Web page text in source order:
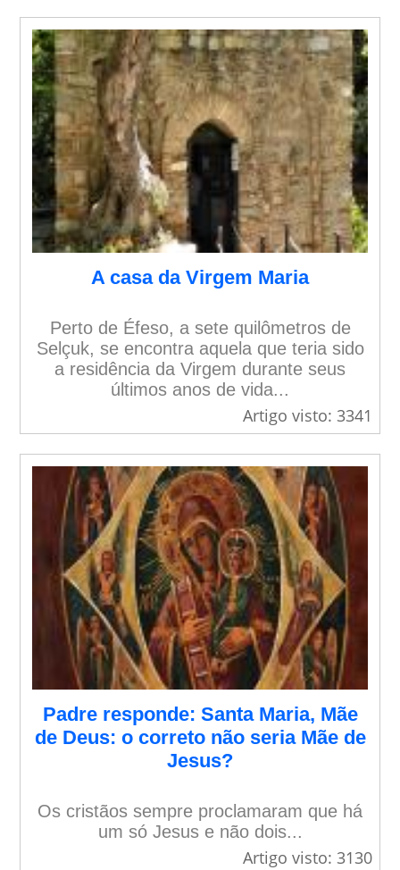
A casa da Virgem Maria
Perto de Éfeso, a sete quilômetros de
Selçuk, se encontra aquela que teria sido
a residência da Virgem durante seus
últimos anos de vida...
Artigo visto: 3341
Padre responde: Santa Maria, Mãe
de Deus: o correto não seria Mãe de
Jesus?
Os cristãos sempre proclamaram que há
um só Jesus e não dois...
Artigo visto: 3130